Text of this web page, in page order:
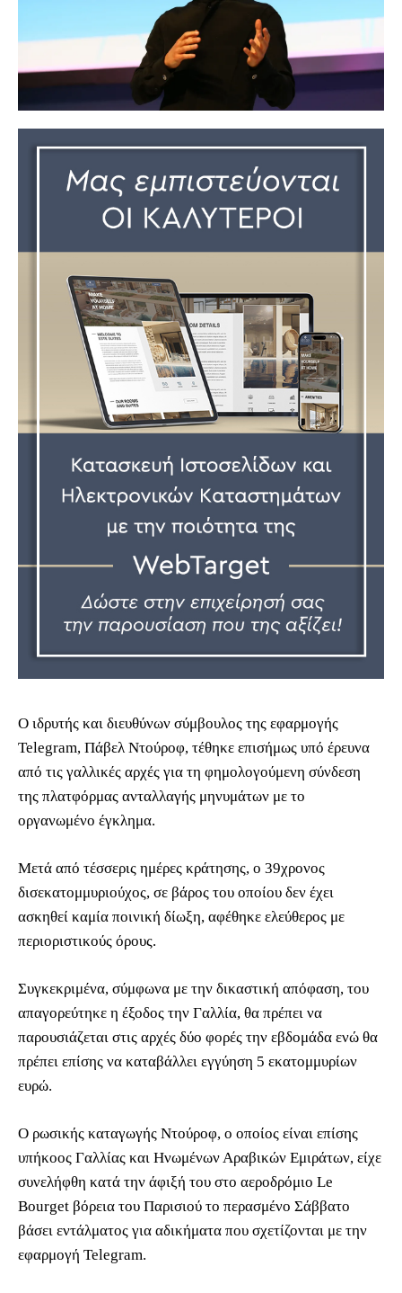
Ο ιδρυτής και διευθύνων σύμβουλος της εφαρμογής
Telegram, Πάβελ Ντούροφ, τέθηκε επισήμως υπό έρευνα
από τις γαλλικές αρχές για τη φημολογούμενη σύνδεση
της πλατφόρμας ανταλλαγής μηνυμάτων με το
οργανωμένο έγκλημα.
Μετά από τέσσερις ημέρες κράτησης, ο 39χρονος
δισεκατομμυριούχος, σε βάρος του οποίου δεν έχει
ασκηθεί καμία ποινική δίωξη, αφέθηκε ελεύθερος με
περιοριστικούς όρους.
Συγκεκριμένα, σύμφωνα με την δικαστική απόφαση, του
απαγορεύτηκε η έξοδος την Γαλλία, θα πρέπει να
παρουσιάζεται στις αρχές δύο φορές την εβδομάδα ενώ θα
πρέπει επίσης να καταβάλλει εγγύηση 5 εκατομμυρίων
ευρώ.
Ο ρωσικής καταγωγής Ντούροφ, ο οποίος είναι επίσης
υπήκοος Γαλλίας και Ηνωμένων Αραβικών Εμιράτων, είχε
συνελήφθη κατά την άφιξή του στο αεροδρόμιο Le
Bourget βόρεια του Παρισιού το περασμένο Σάββατο
βάσει εντάλματος για αδικήματα που σχετίζονται με την
εφαρμογή Telegram.